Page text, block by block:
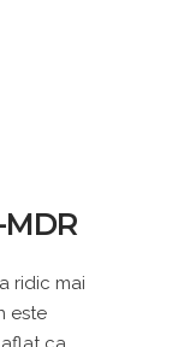
MDR
ridic mai
este